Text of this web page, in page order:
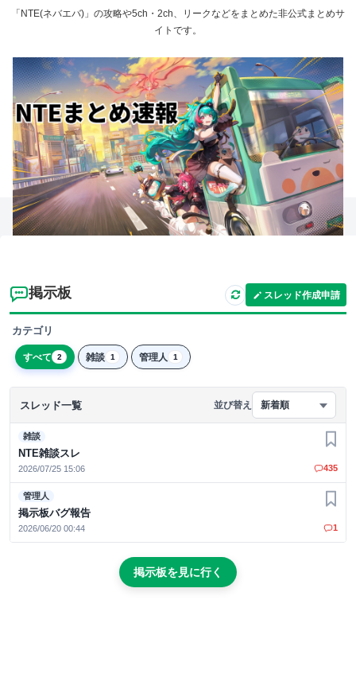
「NTE(ネバエバ)」の攻略や5ch・2ch、リークなどをまとめた非公式まとめサ
イトです。
掲示板 スレッド作成申請
カテゴリ
すべて 2 雑談 1 管理人 1
スレッド一覧 並び替え 新着順
雑談
NTE雑談スレ
2026/07/25 15:06
お気
435
管理人
掲示板バグ報告
2026/06/20 00:44
お気
1
掲示板を見に行く